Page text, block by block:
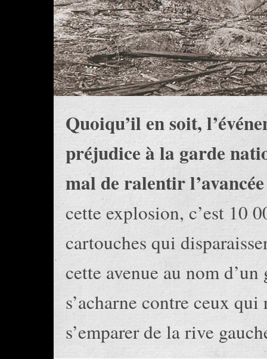
Quoiqu’il en soit,
préjudice à la garde
mal de ralentir
cette explosion, c’est 10
cartouches qui
cette avenue au nom
s’acharne contre ceux
s’emparer de la rive